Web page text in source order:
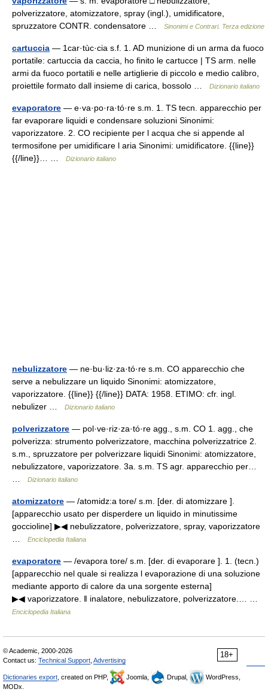
polverizzatore, atomizzatore, spray (ingl.), umidificatore,
spruzzatore CONTR. condensatore …
Sinonimi e Contrari. Terza edizione
cartuccia — 1car·tùc·cia s.f. 1. AD munizione di un arma da fuoco
portatile: cartuccia da caccia, ho finito le cartucce | TS arm. nelle
armi da fuoco portatili e nelle artiglierie di piccolo e medio calibro,
proiettile formato dall insieme di carica, bossolo …
Dizionario italiano
evaporatore — e·va·po·ra·tó·re s.m. 1. TS tecn. apparecchio per
far evaporare liquidi e condensare soluzioni Sinonimi:
vaporizzatore. 2. CO recipiente per l acqua che si appende al
termosifone per umidificare l aria Sinonimi: umidificatore. {{line}}
{{/line}}… …
Dizionario italiano
nebulizzatore — ne·bu·liz·za·tó·re s.m. CO apparecchio che
serve a nebulizzare un liquido Sinonimi: atomizzatore,
vaporizzatore. {{line}} {{/line}} DATA: 1958. ETIMO: cfr. ingl.
nebulizer …
Dizionario italiano
polverizzatore — pol·ve·riz·za·tó·re agg., s.m. CO 1. agg., che
polverizza: strumento polverizzatore, macchina polverizzatrice 2.
s.m., spruzzatore per polverizzare liquidi Sinonimi: atomizzatore,
nebulizzatore, vaporizzatore. 3a. s.m. TS agr. apparecchio per…
Dizionario italiano
atomizzatore — /atomidz:a tore/ s.m. [der. di atomizzare ].
[apparecchio usato per disperdere un liquido in minutissime
goccioline] ▶◀ nebulizzatore, polverizzatore, spray, vaporizzatore
Enciclopedia Italiana
evaporatore — /evapora tore/ s.m. [der. di evaporare ]. 1. (tecn.)
[apparecchio nel quale si realizza l evaporazione di una soluzione
mediante apporto di calore da una sorgente esterna]
▶◀ vaporizzatore. ‖ inalatore, nebulizzatore, polverizzatore.… …
Enciclopedia Italiana
18+
© Academic, 2000-2026
Contact us: Technical Support Advertising
Dictionaries export , created on PHP, Joomla, Drupal,
WordPress,
MODx.